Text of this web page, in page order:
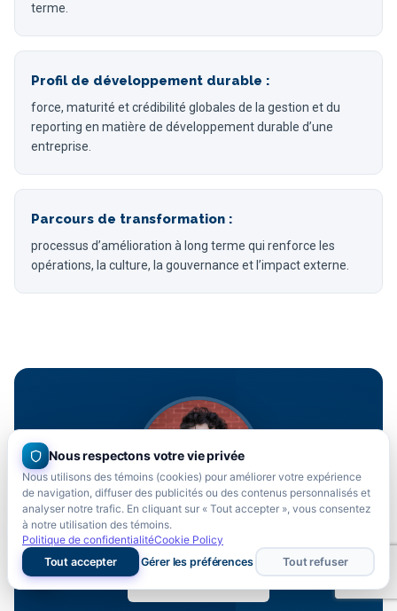
terme.
Profil de développement durable :
force, maturité et crédibilité globales de la gestion et du
reporting en matière de développement durable d’une
entreprise.
Parcours de transformation :
processus d’amélioration à long terme qui renforce les
opérations, la culture, la gouvernance et l’impact externe.
Nous respectons votre vie privée
Nous utilisons des témoins (cookies) pour améliorer votre expérience
de navigation, diffuser des publicités ou des contenus personnalisés et
analyser notre trafic. En cliquant sur « Tout accepter », vous consentez
à notre utilisation des témoins.
Politique de confidentialitéCookie Policy
Tout accepter
Gérer les préférences Tout refuser